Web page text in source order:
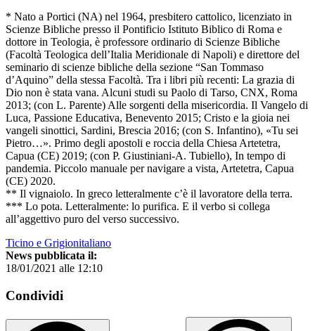
* Nato a Portici (NA) nel 1964, presbitero cattolico, licenziato in
Scienze Bibliche presso il Pontificio Istituto Biblico di Roma e
dottore in Teologia, è professore ordinario di Scienze Bibliche
(Facoltà Teologica dell’Italia Meridionale di Napoli) e direttore del
seminario di scienze bibliche della sezione “San Tommaso
d’Aquino” della stessa Facoltà. Tra i libri più recenti: La grazia di
Dio non è stata vana. Alcuni studi su Paolo di Tarso, CNX, Roma
2013; (con L. Parente) Alle sorgenti della misericordia. Il Vangelo di
Luca, Passione Educativa, Benevento 2015; Cristo e la gioia nei
vangeli sinottici, Sardini, Brescia 2016; (con S. Infantino), «Tu sei
Pietro…». Primo degli apostoli e roccia della Chiesa Artetetra,
Capua (CE) 2019; (con P. Giustiniani-A. Tubiello), In tempo di
pandemia. Piccolo manuale per navigare a vista, Artetetra, Capua
(CE) 2020.
** Il vignaiolo. In greco letteralmente c’è il lavoratore della terra.
*** Lo pota. Letteralmente: lo purifica. E il verbo si collega
all’aggettivo puro del verso successivo.
Ticino e Grigionitaliano
News pubblicata il:
18/01/2021 alle 12:10
Condividi